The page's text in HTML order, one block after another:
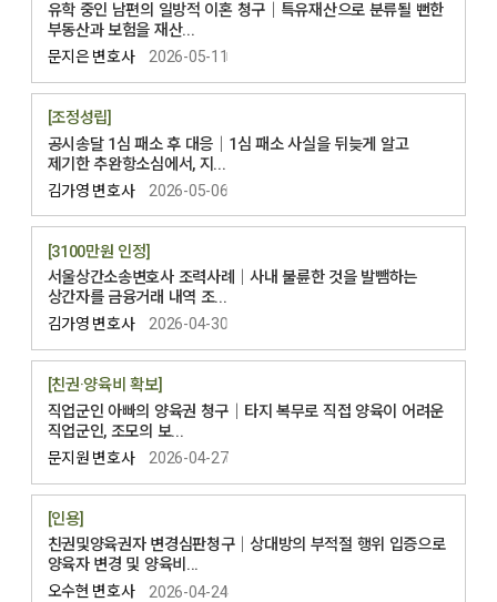
유학 중인 남편의 일방적 이혼 청구│특유재산으로 분류될 뻔한
부동산과 보험을 재산...
문지은 변호사 2026-05-11
[조정성립]
공시송달 1심 패소 후 대응│1심 패소 사실을 뒤늦게 알고
제기한 추완항소심에서, 지...
김가영 변호사 2026-05-06
[3100만원 인정]
서울상간소송변호사 조력사례│사내 불륜한 것을 발뺌하는
상간자를 금융거래 내역 조...
김가영 변호사 2026-04-30
[친권·양육비 확보]
직업군인 아빠의 양육권 청구│타지 복무로 직접 양육이 어려운
직업군인, 조모의 보...
문지원 변호사 2026-04-27
[인용]
친권및양육권자 변경심판청구│상대방의 부적절 행위 입증으로
양육자 변경 및 양육비...
오수현 변호사 2026-04-24